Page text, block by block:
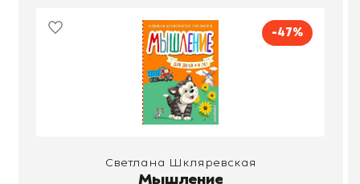
-47%
Светлана Шкляревская
Мышление